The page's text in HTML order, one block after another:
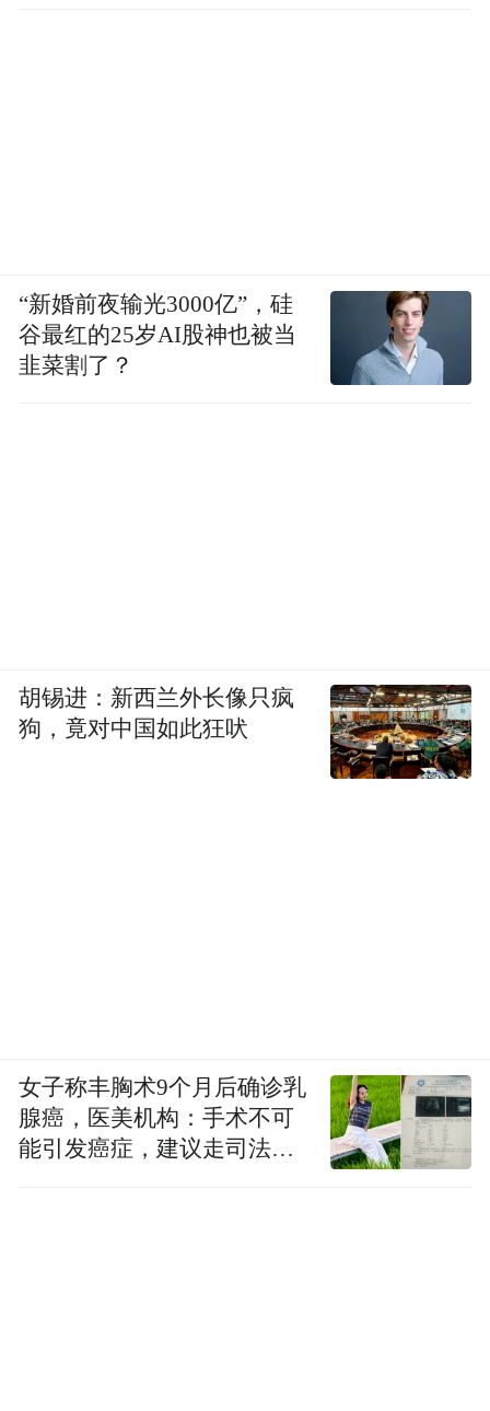
“新婚前夜输光3000亿”，硅
谷最红的25岁AI股神也被当
韭菜割了？
胡锡进：新西兰外长像只疯
狗，竟对中国如此狂吠
女子称丰胸术9个月后确诊乳
腺癌，医美机构：手术不可
能引发癌症，建议走司法途